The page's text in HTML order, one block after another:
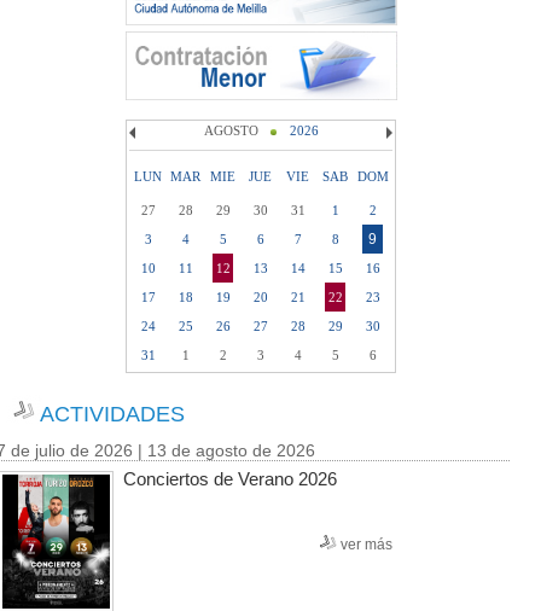
AGOSTO 2026
LUN MAR MIE JUE VIE SAB DOM
27 28 29 30 31 1
2
3
4 5 6 7 8 9
10 11 12 13 14 15
16
17
18 19 20 21 22
23
24
25 26 27 28 29
30
31
1 2 3 4 5 6
ACTIVIDADES
de julio de 2026 | 13 de agosto de 2026
Conciertos de Verano 2026
ver más